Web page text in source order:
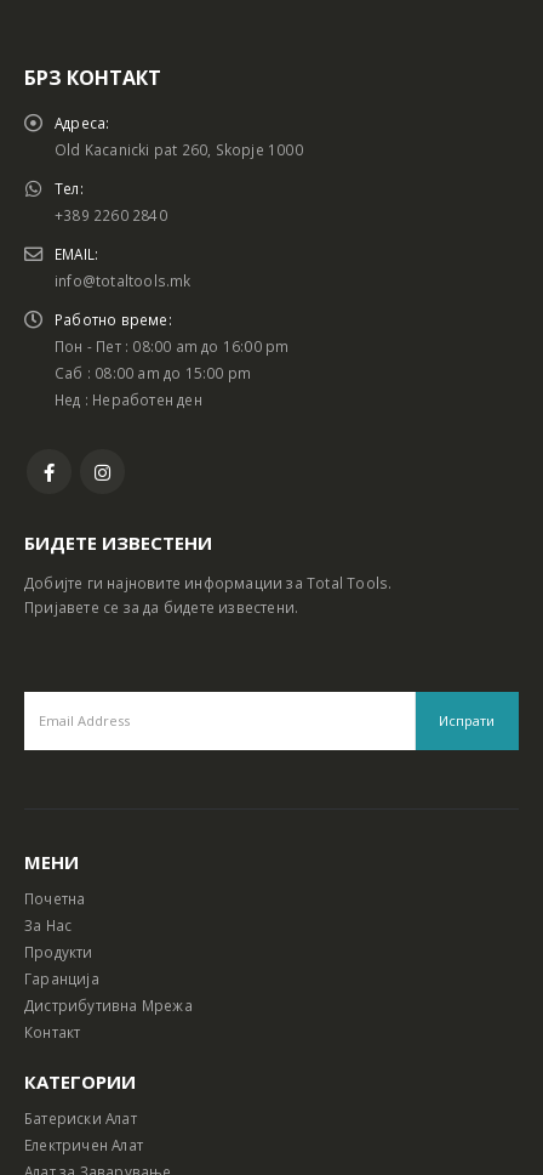
БРЗ КОНТАКТ
Адреса:
Old Kacanicki pat 260, Skopje 1000
Тел:
+389 2260 2840
EMAIL:
info@totaltools.mk
Работно време:
Пон - Пет : 08:00 am до 16:00 pm
Саб : 08:00 am до 15:00 pm
Нед : Неработен ден
БИДЕТЕ ИЗВЕСТЕНИ
Добијте ги најновите информации за Total Tools.
Пријавете се за да бидете известени.
МЕНИ
Почетна
За Нас
Продукти
Гаранција
Дистрибутивна Мрежа
Контакт
КАТЕГОРИИ
Батериски Алат
Електричен Алат